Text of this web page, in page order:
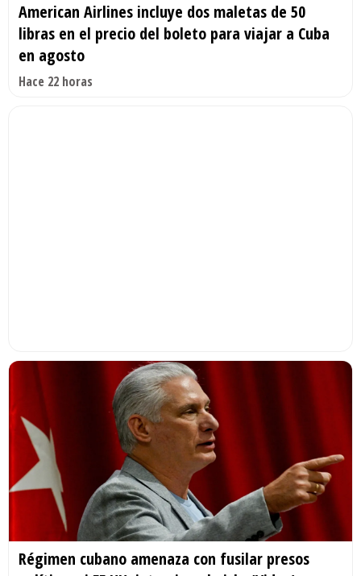
American Airlines incluye dos maletas de 50
libras en el precio del boleto para viajar a Cuba
en agosto
Hace 22 horas
Régimen cubano amenaza con fusilar presos